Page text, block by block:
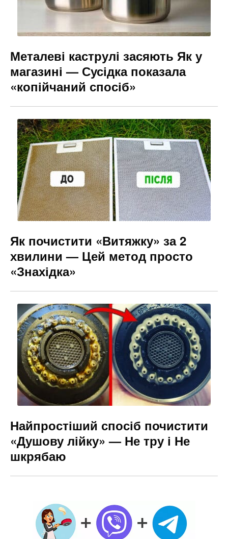
Металеві каструлі засяють Як у
магазині — Сусідка показала
«копійчаний спосіб»
Як почистити «Витяжку» за 2
хвилини — Цей метод просто
«Знахідка»
Найпростіший спосіб почистити
«Душову лійку» — Не тру і Не
шкрябаю